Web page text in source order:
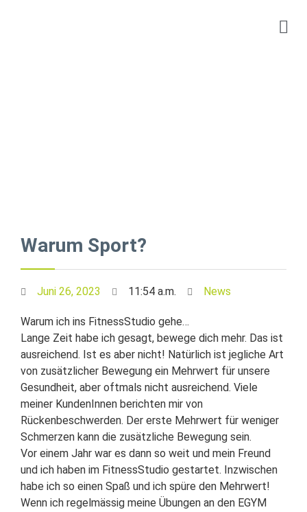
Warum Sport?
Juni 26, 2023 11:54 a.m. News
Warum ich ins FitnessStudio gehe…
Lange Zeit habe ich gesagt, bewege dich mehr. Das ist
ausreichend. Ist es aber nicht! Natürlich ist jegliche Art
von zusätzlicher Bewegung ein Mehrwert für unsere
Gesundheit, aber oftmals nicht ausreichend. Viele
meiner KundenInnen berichten mir von
Rückenbeschwerden. Der erste Mehrwert für weniger
Schmerzen kann die zusätzliche Bewegung sein.
Vor einem Jahr war es dann so weit und mein Freund
und ich haben im FitnessStudio gestartet. Inzwischen
habe ich so einen Spaß und ich spüre den Mehrwert!
Wenn ich regelmässig meine Übungen an den EGYM